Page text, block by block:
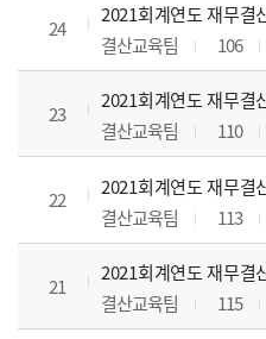
24
2021회계연도 재무결
결산교육팀
106
23
2021회계연도 재무결
결산교육팀
110
22
2021회계연도 재무결
결산교육팀
113
21
2021회계연도 재무결
결산교육팀
115